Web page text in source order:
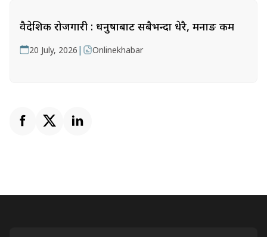
वैदेशिक रोजगारी : धनुषाबाट सबैभन्दा धेरै, मनाङ कम
20 July, 2026 | Onlinekhabar